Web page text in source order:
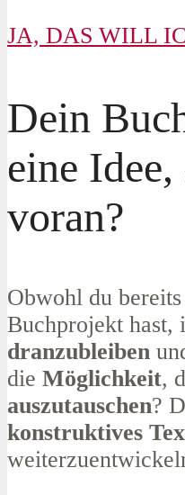
JA, DAS WILL
Dein
eine
voran?
Obwohl du
Buchprojekt hast,
dranzubleiben
die Möglichkeit,
auszutauschen?
konstruktives